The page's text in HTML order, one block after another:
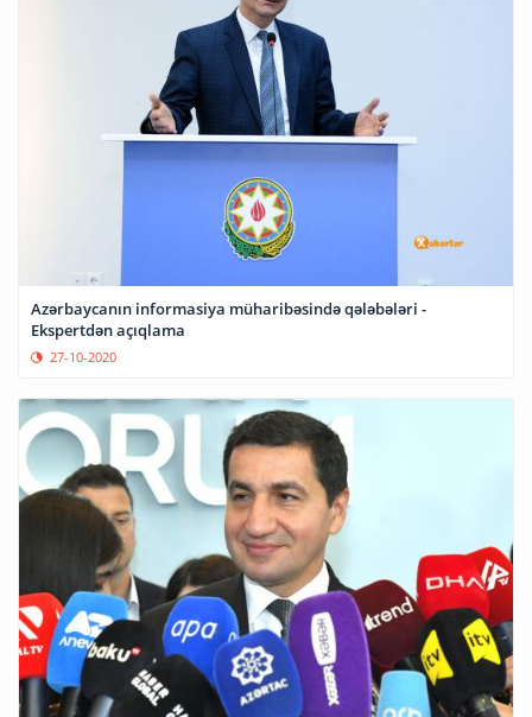
Azərbaycanın informasiya müharibəsində qələbələri -
Ekspertdən açıqlama
27-10-2020